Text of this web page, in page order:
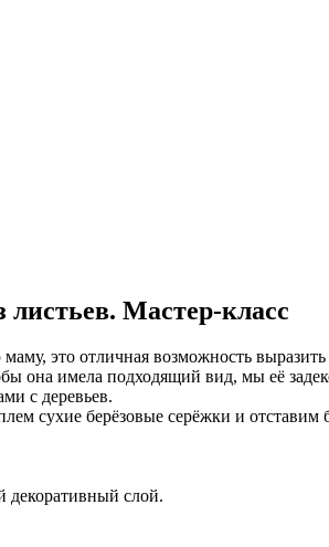
листьев. Мастер-класс
это отличная возможность
она имела подходящий вид, мы её
с деревьев.
сухие берёзовые серёжки и
декоративный слой.